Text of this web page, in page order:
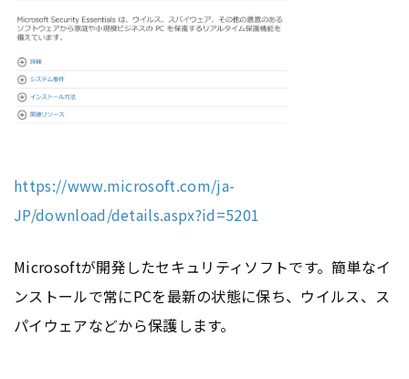
https://www.microsoft.com/ja-
JP/download/details.aspx?id=5201
Microsoftが開発したセキュリティソフトです。簡単なイ
ンストールで常にPCを最新の状態に保ち、ウイルス、ス
パイウェアなどから保護します。